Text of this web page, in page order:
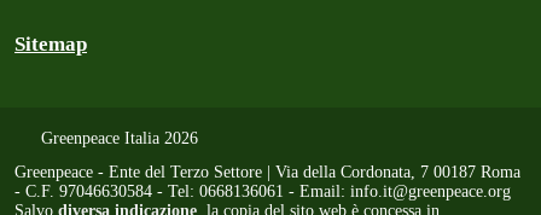
Sitemap
Greenpeace Italia 2026
Greenpeace - Ente del Terzo Settore | Via della Cordonata, 7 00187 Roma
- C.F. 97046630584 - Tel: 0668136061 - Email: info.it@greenpeace.org
Salvo diversa indicazione , la copia del sito web è concessa in